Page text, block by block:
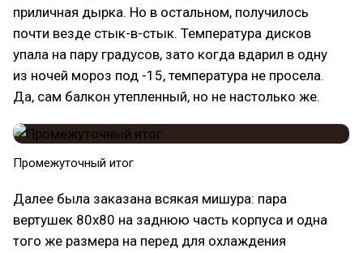
приличная дырка. Но в остальном, получилось
почти везде стык-в-стык. Температура дисков
упала на пару градусов, зато когда вдарил в одну
из ночей мороз под -15, температура не просела.
Да, сам балкон утепленный, но не настолько же.
Промежуточный итог
Далее была заказана всякая мишура: пара
вертушек 80х80 на заднюю часть корпуса и одна
того же размера на перед для охлаждения